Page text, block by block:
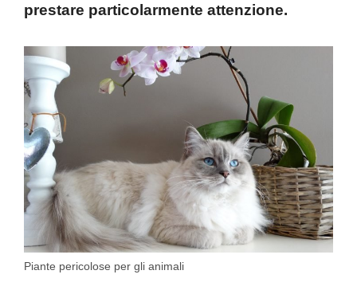
prestare particolarmente attenzione.
Piante pericolose per gli animali